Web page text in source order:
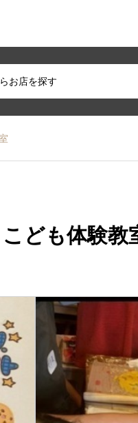
お店を探す
室
こども体験